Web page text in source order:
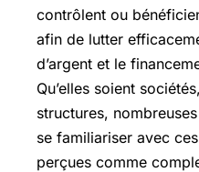
contrôlent ou
afin de lutter
d’argent et le
Qu’elles soient
structures,
se familiariser avec
perçues comme